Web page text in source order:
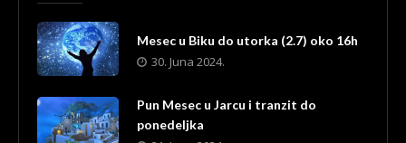
Mesec u Biku do utorka (2.7) oko 16h
30. Juna 2024.
Pun Mesec u Jarcu i tranzit do
ponedeljka